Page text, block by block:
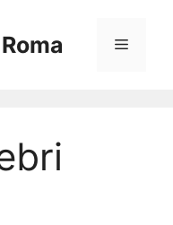
Menu